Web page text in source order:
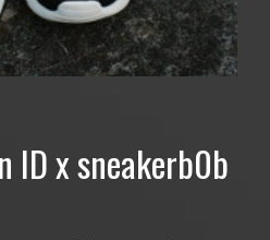
ID x sneakerb0b